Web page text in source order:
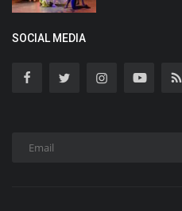
SOCIAL MEDIA